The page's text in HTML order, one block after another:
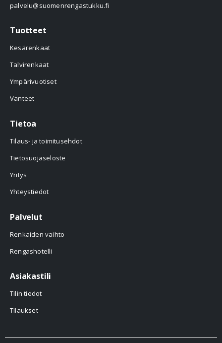
palvelu@suomenrengastukku.fi
Tuotteet
Kesärenkaat
Talvirenkaat
Ympärivuotiset
Vanteet
Tietoa
Tilaus- ja toimitusehdot
Tietosuojaseloste
Yritys
Yhteystiedot
Palvelut
Renkaiden vaihto
Rengashotelli
Asiakastili
Tilin tiedot
Tilaukset